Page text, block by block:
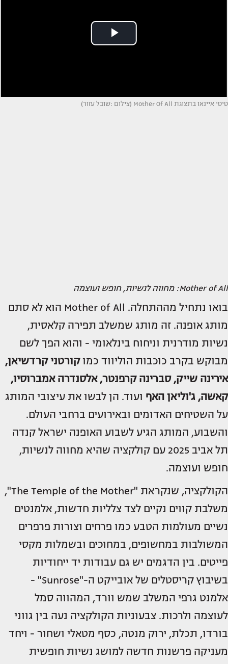
טיטי איינאו בתצוגת Mother Of All (צילום :שובל עזור)
Mother of All: מחווה לנשיות, חופש ועוצמה
בואו נתחיל מההתחלה. Mother of All הוא לא סתם
מותג אופנה. זה מותג שמשלב תפירה קלאסית,
נשיות מודרנית וניחוח בינלאומי - והוא הפך לשם
מבוקש בקרב כוכבות הוליווד כמוקורטני קרדשיאן,
אירינה שייק, סברינה קרפנטר, אלסנדרה אמברוסיו,
קאשה, ג'וליאן האף ועוד. הן לבשו את עיצובי המותג
על השטיחים האדומים ובאירועים ברחבי העולם.
והשבוע, המותג הגיע לשבוע האופנה ישראל קנדה
תל אביב 2025 עם קולקציה שהיא מחווה לנשיות,
חופש ועוצמה.
הקולקציה, שנקראת "The Temple of the Mother",
משלבת קווים נקיים לצד צלליות חדשות, אלמנטים
נשיים מעולמות הטבע כמו פרחים וצורות פרפרים
המשולבות במחשופים, במחוכים ובשמלות מקסי
פייטים. בין הדגמים יש גם עבודות יד ייחודיות
בשיבוץ קריסטלים של אובייקט ה-"Sunrose" -
אלמנט גרפי המשלב שמש וורד, המהווה סמל
לעוצמה ולרכות. צבעוניות הקולקציה נעה בין גווני
בורדו, תכלת, ירוק מנטה, כסף מטאלי ושחור - ויחד
מעניקה פרשנות חדשה למושג נשיות חופשית